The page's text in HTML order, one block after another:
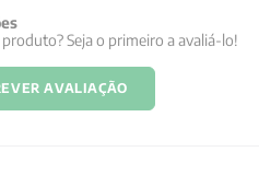
produto? Seja o primeiro a avaliá-lo!
AVALIAÇÃO